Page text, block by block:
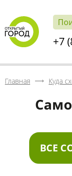
+7
Главная Куда
ВСЕ